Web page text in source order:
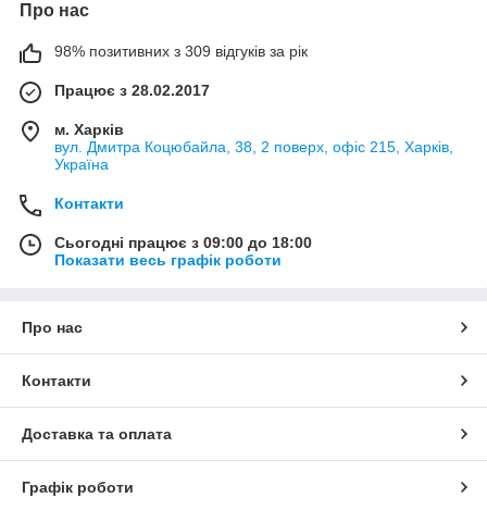
Про нас
98% позитивних з 309 відгуків за рік
Працює з 28.02.2017
м. Харків
вул. Дмитра Коцюбайла, 38, 2 поверх, офіс 215, Харків,
Україна
Контакти
Сьогодні працює з 09:00 до 18:00
Показати весь графік роботи
Про нас
Контакти
Доставка та оплата
Графік роботи